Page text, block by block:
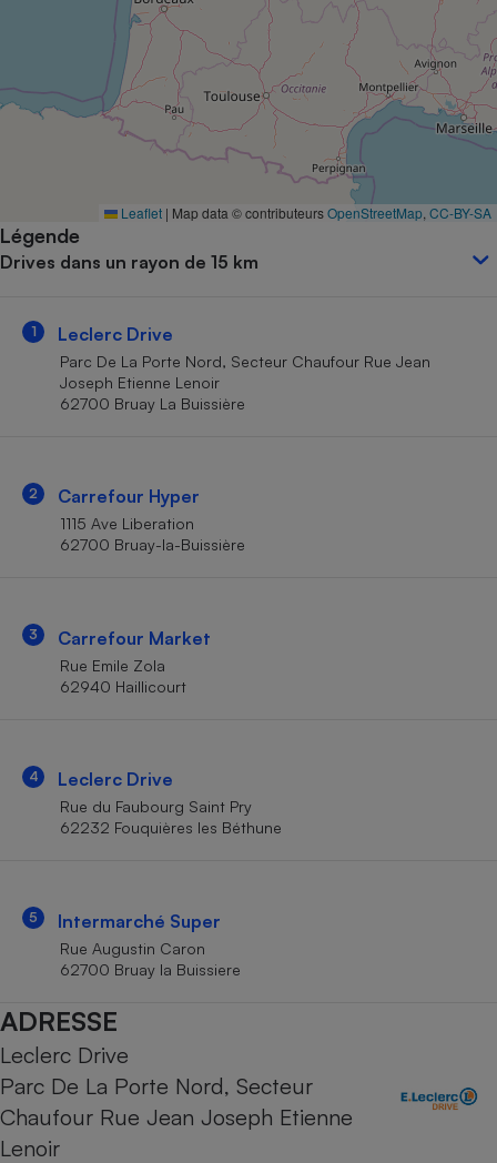
Leaflet | Map data © contributeursOpenStreetMap CC-BY-SA
Légende
Drives dans un rayon de 15 km
1 Leclerc Drive
Parc De La Porte Nord, Secteur Chaufour Rue Jean
Joseph Etienne Lenoir
62700 Bruay La Buissière
2 Carrefour Hyper
1115 Ave Liberation
62700 Bruay-la-Buissière
3 Carrefour Market
Rue Emile Zola
62940 Haillicourt
4 Leclerc Drive
Rue du Faubourg Saint Pry
62232 Fouquières les Béthune
5 Intermarché Super
Rue Augustin Caron
62700 Bruay la Buissiere
ADRESSE
Leclerc Drive
Parc De La Porte Nord, Secteur
Chaufour Rue Jean Joseph Etienne
Lenoir
Complément
alimentaire
Assurance emprunteur
Banque
Petit électroménager -
Matelas
Mutuelle